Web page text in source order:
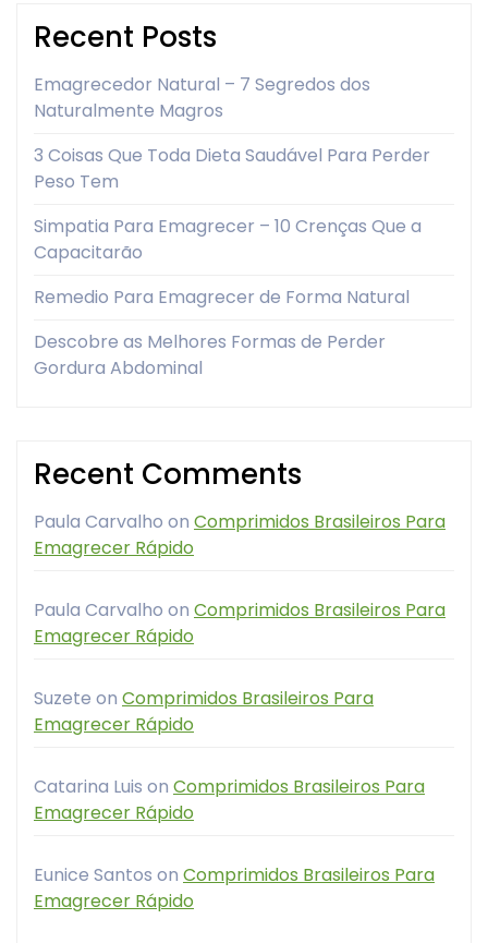
Recent Posts
Emagrecedor Natural – 7 Segredos dos
Naturalmente Magros
3 Coisas Que Toda Dieta Saudável Para Perder
Peso Tem
Simpatia Para Emagrecer – 10 Crenças Que a
Capacitarão
Remedio Para Emagrecer de Forma Natural
Descobre as Melhores Formas de Perder
Gordura Abdominal
Recent Comments
Paula Carvalho on Comprimidos Brasileiros Para
Emagrecer Rápido
Paula Carvalho on Comprimidos Brasileiros Para
Emagrecer Rápido
Suzete on Comprimidos Brasileiros Para
Emagrecer Rápido
Catarina Luis on Comprimidos Brasileiros Para
Emagrecer Rápido
Eunice Santos on Comprimidos Brasileiros Para
Emagrecer Rápido